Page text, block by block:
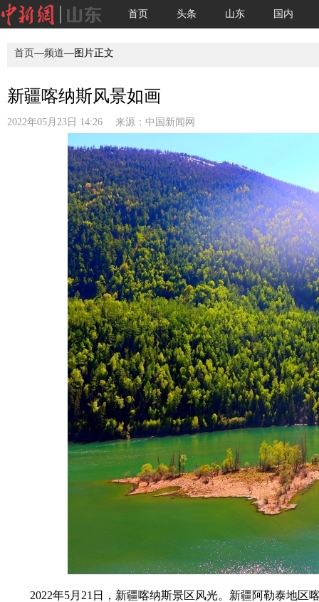
首页 头条 山东 国内
首页—频道—图片正文
新疆喀纳斯风景如画
2022年05月23日 14:26 来源： 中国新闻网
2022年5月21日，新疆喀纳斯景区风光。新疆阿勒泰地区